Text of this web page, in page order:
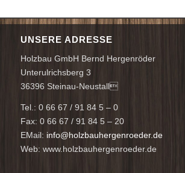
UNSERE ADRESSE
Holzbau GmbH Bernd Hergenröder
Unterulrichsberg 3
36396 Steinau-Neustall
Tel.: 0 66 67 / 91 84 5 – 0
Fax: 0 66 67 / 91 84 5 – 20
EMail: info@holzbauhergenroeder.de
Web: www.holzbauhergenroeder.de